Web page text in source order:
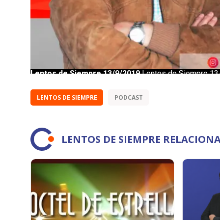
LENTOS DE SIEMPRE PODCAST
LENTOS DE SIEMPRE